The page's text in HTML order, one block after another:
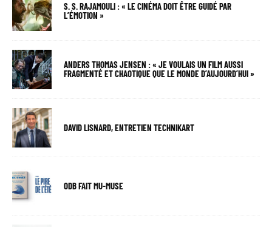
S. S. RAJAMOULI : « LE CINÉMA DOIT ÊTRE GUIDÉ PAR
L’ÉMOTION »
ANDERS THOMAS JENSEN : « JE VOULAIS UN FILM AUSSI
FRAGMENTÉ ET CHAOTIQUE QUE LE MONDE D’AUJOURD’HUI »
DAVID LISNARD, ENTRETIEN TECHNIKART
ODB FAIT MU-MUSE